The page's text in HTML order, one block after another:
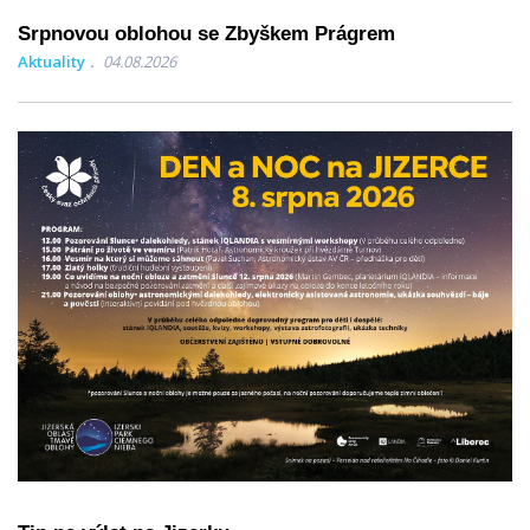
Srpnovou oblohou se Zbyškem Prágrem
Aktuality 04.08.2026